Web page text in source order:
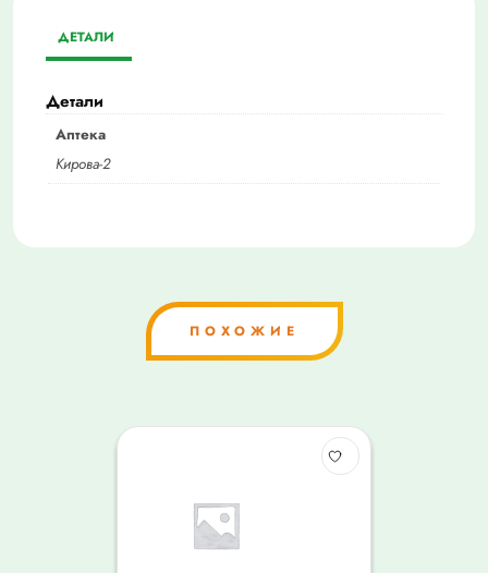
ДЕТАЛИ
Детали
Аптека
Кирова-2
ПОХОЖИЕ